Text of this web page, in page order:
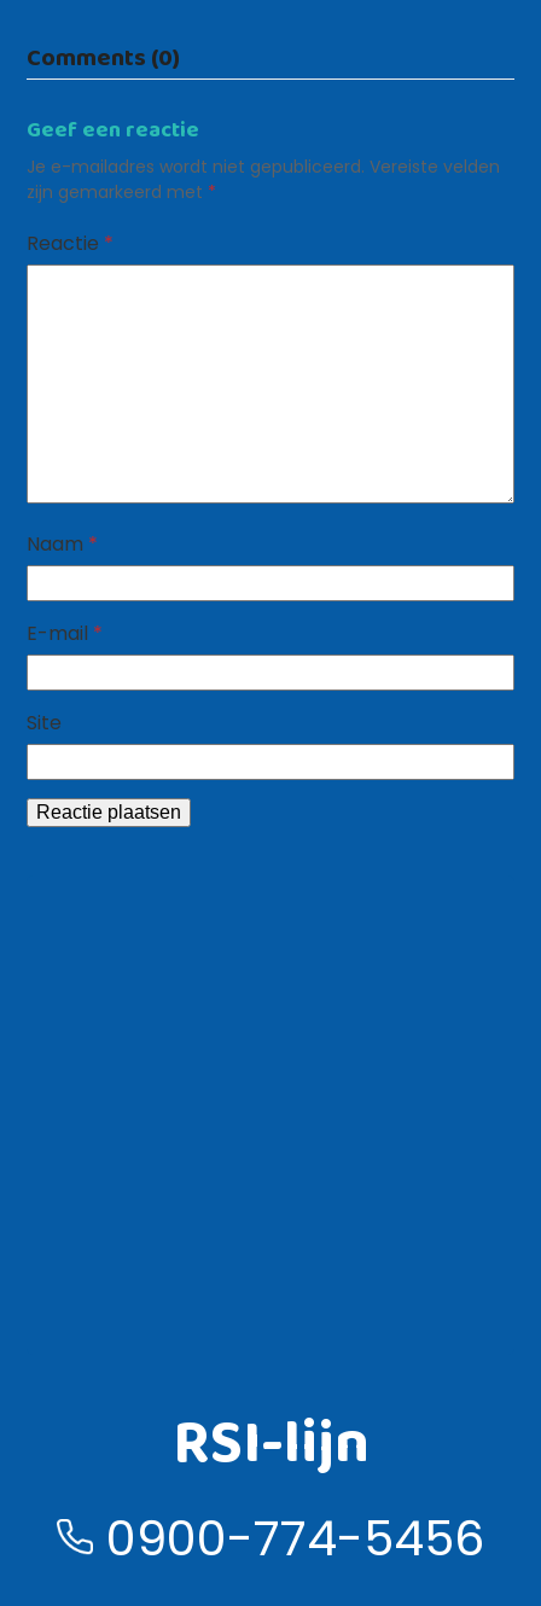
Comments (0)
Geef een reactie
Je e-mailadres wordt niet gepubliceerd. Vereiste velden
zijn gemarkeerd met *
Reactie *
Naam *
E-mail *
Site
RSI-lijn
0900-774-5456